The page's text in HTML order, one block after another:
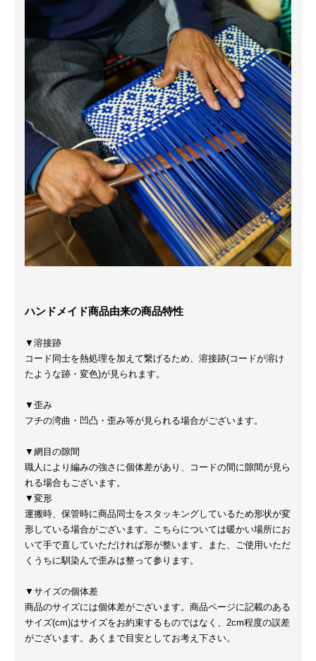
ハンドメイド商品由来の商品特性
▼溶接跡
コード同士を熱処理を加えて繋げるため、溶接跡(コードが溶け
たような跡・変色)が見られます。
▼歪み
フチの湾曲・凹凸・歪み等が見られる場合がございます。
▼網目の隙間
職人により編みの強さに個体差があり、コードの間に隙間が見ら
れる場合もございます。
▼変形
運搬時、保管時に商品同士をスタッキングしているため形状が変
形している場合がございます。こちらについては暖かい場所にお
いて手で直していただければ形が整います。また、ご使用いただ
くうちに馴染んで歪みは整って参ります。
▼サイズの個体差
商品のサイズには個体差がございます。商品ページに記載のある
サイズ(cm)はサイズをお約束するものではなく、2cm程度の誤差
がございます。あくまで目安としてお考え下さい。